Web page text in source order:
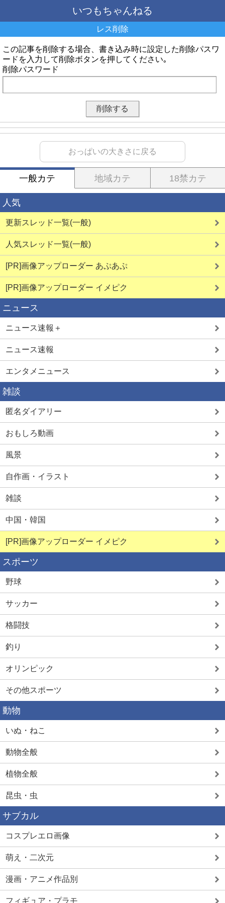
いつもちゃんねる
レス削除
この記事を削除する場合、書き込み時に設定した削除パスワ
ードを入力して削除ボタンを押してください｡
削除パスワード
おっぱいの大きさに戻る
一般カテ 地域カテ 18禁カテ
人気
更新スレッド一覧(一般)
人気スレッド一覧(一般)
[PR]画像アップローダー あぷあぷ
[PR]画像アップローダー イメピク
ニュース
ニュース速報＋
ニュース速報
エンタメニュース
雑談
匿名ダイアリー
おもしろ動画
風景
自作画・イラスト
雑談
中国・韓国
[PR]画像アップローダー イメピク
スポーツ
野球
サッカー
格闘技
釣り
オリンピック
その他スポーツ
動物
いぬ・ねこ
動物全般
植物全般
昆虫・虫
サブカル
コスプレエロ画像
萌え・二次元
漫画・アニメ作品別
フィギュア・プラモ